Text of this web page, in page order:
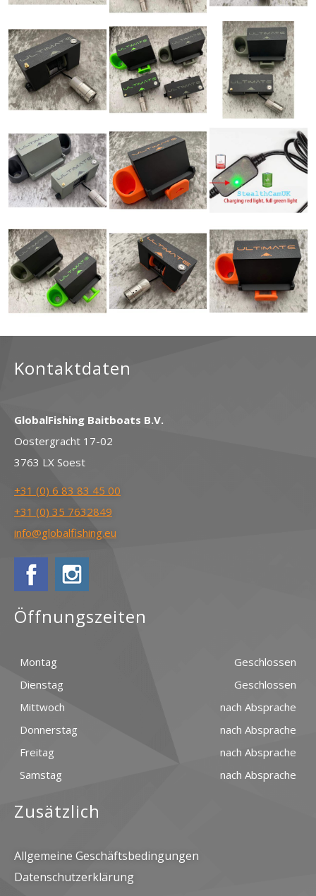
Kontaktdaten
GlobalFishing Baitboats B.V.
Oostergracht 17-02
3763 LX Soest
+31 (0) 6 83 83 45 00
+31 (0) 35 7632849
info@globalfishing.eu
Öffnungszeiten
Montag
Geschlossen
Dienstag
Geschlossen
Mittwoch
nach Absprache
Donnerstag
nach Absprache
Freitag
nach Absprache
Samstag
nach Absprache
Zusätzlich
Allgemeine Geschäftsbedingungen
Datenschutzerklärung